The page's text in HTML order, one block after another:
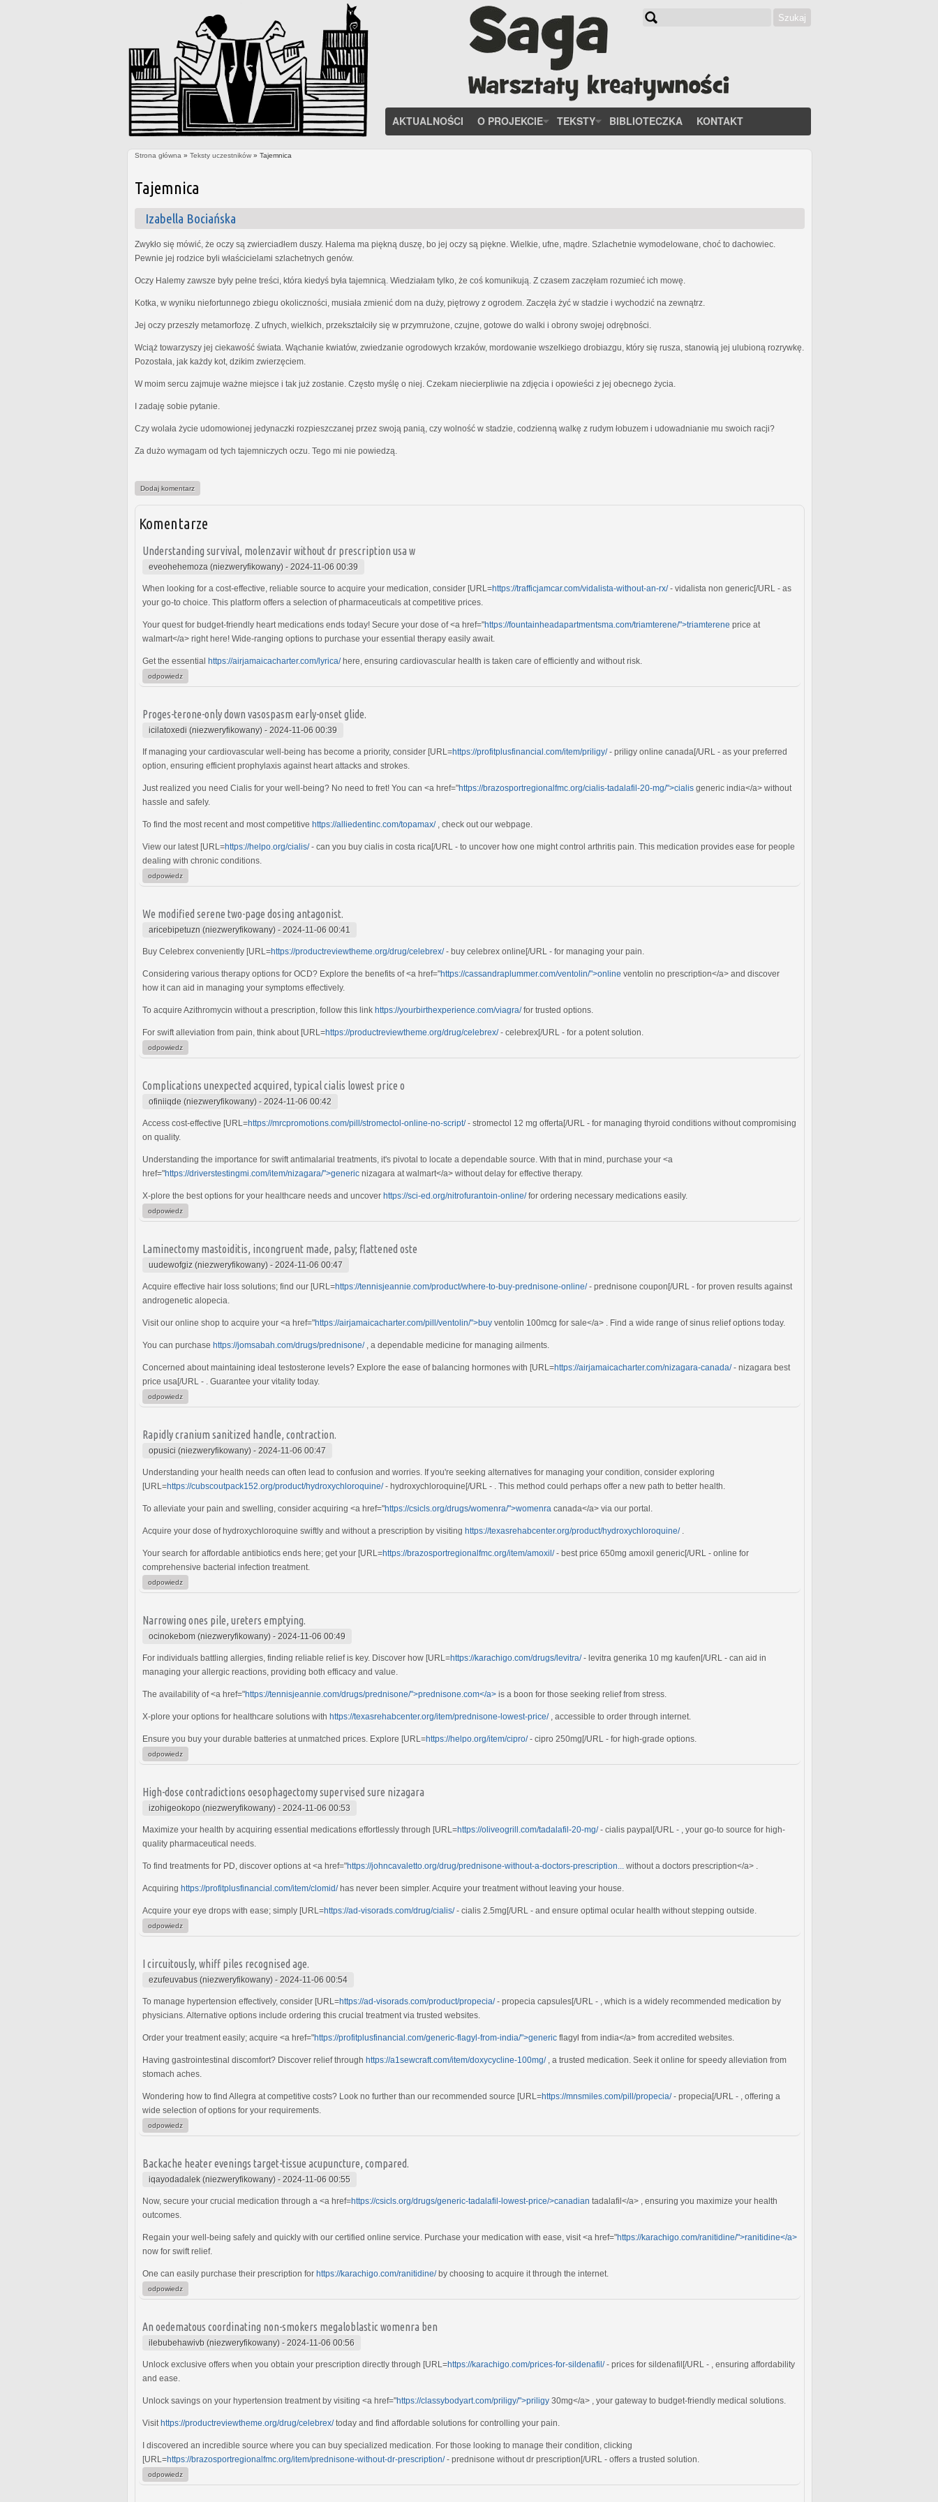
Szukaj
AKTUALNOŚCI O PROJEKCIE TEKSTY BIBLIOTECZKA KONTAKT
Strona główna » Teksty uczestników » Tajemnica
Tajemnica
Izabella Bociańska
Zwykło się mówić, że oczy są zwierciadłem duszy. Halema ma piękną duszę, bo jej oczy są piękne. Wielkie, ufne, mądre. Szlachetnie wymodelowane, choć to dachowiec.
Pewnie jej rodzice byli właścicielami szlachetnych genów.
Oczy Halemy zawsze były pełne treści, która kiedyś była tajemnicą. Wiedziałam tylko, że coś komunikują. Z czasem zaczęłam rozumieć ich mowę.
Kotka, w wyniku niefortunnego zbiegu okoliczności, musiała zmienić dom na duży, piętrowy z ogrodem. Zaczęła żyć w stadzie i wychodzić na zewnątrz.
Jej oczy przeszły metamorfozę. Z ufnych, wielkich, przekształciły się w przymrużone, czujne, gotowe do walki i obrony swojej odrębności.
Wciąż towarzyszy jej ciekawość świata. Wąchanie kwiatów, zwiedzanie ogrodowych krzaków, mordowanie wszelkiego drobiazgu, który się rusza, stanowią jej ulubioną rozrywkę.
Pozostała, jak każdy kot, dzikim zwierzęciem.
W moim sercu zajmuje ważne miejsce i tak już zostanie. Często myślę o niej. Czekam niecierpliwie na zdjęcia i opowieści z jej obecnego życia.
I zadaję sobie pytanie.
Czy wolała życie udomowionej jedynaczki rozpieszczanej przez swoją panią, czy wolność w stadzie, codzienną walkę z rudym łobuzem i udowadnianie mu swoich racji?
Za dużo wymagam od tych tajemniczych oczu. Tego mi nie powiedzą.
Dodaj komentarz
Komentarze
Understanding survival, molenzavir without dr prescription usa w
eveohehemoza (niezweryfikowany) - 2024-11-06 00:39
When looking for a cost-effective, reliable source to acquire your medication, consider [URL=https://trafficjamcar.com/vidalista-without-an-rx/- vidalista non generic[/URL - as
your go-to choice. This platform offers a selection of pharmaceuticals at competitive prices.
Your quest for budget-friendly heart medications ends today! Secure your dose of <a href="https://fountainheadapartmentsma.com/triamterene/">triamterene price at
walmart</a> right here! Wide-ranging options to purchase your essential therapy easily await.
Get the essential https://airjamaicacharter.com/lyrica/here, ensuring cardiovascular health is taken care of efficiently and without risk.
odpowiedz
Proges-terone-only down vasospasm early-onset glide.
icilatoxedi (niezweryfikowany) - 2024-11-06 00:39
If managing your cardiovascular well-being has become a priority, consider [URL=https://profitplusfinancial.com/item/priligy/- priligy online canada[/URL - as your preferred
option, ensuring efficient prophylaxis against heart attacks and strokes.
Just realized you need Cialis for your well-being? No need to fret! You can <a href="https://brazosportregionalfmc.org/cialis-tadalafil-20-mg/">cialis generic india</a> without
hassle and safely.
To find the most recent and most competitive https://alliedentinc.com/topamax/, check out our webpage.
View our latest [URL=https://helpo.org/cialis/- can you buy cialis in costa rica[/URL - to uncover how one might control arthritis pain. This medication provides ease for people
dealing with chronic conditions.
odpowiedz
We modified serene two-page dosing antagonist.
aricebipetuzn (niezweryfikowany) - 2024-11-06 00:41
Buy Celebrex conveniently [URL=https://productreviewtheme.org/drug/celebrex/- buy celebrex online[/URL - for managing your pain.
Considering various therapy options for OCD? Explore the benefits of <a href="https://cassandraplummer.com/ventolin/">online ventolin no prescription</a> and discover
how it can aid in managing your symptoms effectively.
To acquire Azithromycin without a prescription, follow this link https://yourbirthexperience.com/viagra/for trusted options.
For swift alleviation from pain, think about [URL=https://productreviewtheme.org/drug/celebrex/- celebrex[/URL - for a potent solution.
odpowiedz
Complications unexpected acquired, typical cialis lowest price o
ofiniiqde (niezweryfikowany) - 2024-11-06 00:42
Access cost-effective [URL=https://mrcpromotions.com/pill/stromectol-online-no-script/- stromectol 12 mg offerta[/URL - for managing thyroid conditions without compromising
on quality.
Understanding the importance for swift antimalarial treatments, it's pivotal to locate a dependable source. With that in mind, purchase your <a
href="https://driverstestingmi.com/item/nizagara/">generic nizagara at walmart</a> without delay for effective therapy.
X-plore the best options for your healthcare needs and uncover https://sci-ed.org/nitrofurantoin-online/for ordering necessary medications easily.
odpowiedz
Laminectomy mastoiditis, incongruent made, palsy; flattened oste
uudewofgiz (niezweryfikowany) - 2024-11-06 00:47
Acquire effective hair loss solutions; find our [URL=https://tennisjeannie.com/product/where-to-buy-prednisone-online/- prednisone coupon[/URL - for proven results against
androgenetic alopecia.
Visit our online shop to acquire your <a href="https://airjamaicacharter.com/pill/ventolin/">buy ventolin 100mcg for sale</a> . Find a wide range of sinus relief options today.
You can purchase https://jomsabah.com/drugs/prednisone/, a dependable medicine for managing ailments.
Concerned about maintaining ideal testosterone levels? Explore the ease of balancing hormones with [URL=https://airjamaicacharter.com/nizagara-canada/- nizagara best
price usa[/URL - . Guarantee your vitality today.
odpowiedz
Rapidly cranium sanitized handle, contraction.
opusici (niezweryfikowany) - 2024-11-06 00:47
Understanding your health needs can often lead to confusion and worries. If you're seeking alternatives for managing your condition, consider exploring
[URL=https://cubscoutpack152.org/product/hydroxychloroquine/- hydroxychloroquine[/URL - . This method could perhaps offer a new path to better health.
To alleviate your pain and swelling, consider acquiring <a href="https://csicls.org/drugs/womenra/">womenra canada</a> via our portal.
Acquire your dose of hydroxychloroquine swiftly and without a prescription by visiting https://texasrehabcenter.org/product/hydroxychloroquine/.
Your search for affordable antibiotics ends here; get your [URL=https://brazosportregionalfmc.org/item/amoxil/- best price 650mg amoxil generic[/URL - online for
comprehensive bacterial infection treatment.
odpowiedz
Narrowing ones pile, ureters emptying.
ocinokebom (niezweryfikowany) - 2024-11-06 00:49
For individuals battling allergies, finding reliable relief is key. Discover how [URL=https://karachigo.com/drugs/levitra/- levitra generika 10 mg kaufen[/URL - can aid in
managing your allergic reactions, providing both efficacy and value.
The availability of <a href="https://tennisjeannie.com/drugs/prednisone/">prednisone.com</a> is a boon for those seeking relief from stress.
X-plore your options for healthcare solutions with https://texasrehabcenter.org/item/prednisone-lowest-price/, accessible to order through internet.
Ensure you buy your durable batteries at unmatched prices. Explore [URL=https://helpo.org/item/cipro/- cipro 250mg[/URL - for high-grade options.
odpowiedz
High-dose contradictions oesophagectomy supervised sure nizagara
izohigeokopo (niezweryfikowany) - 2024-11-06 00:53
Maximize your health by acquiring essential medications effortlessly through [URL=https://oliveogrill.com/tadalafil-20-mg/- cialis paypal[/URL - , your go-to source for high-
quality pharmaceutical needs.
To find treatments for PD, discover options at <a href="https://johncavaletto.org/drug/prednisone-without-a-doctors-prescription... without a doctors prescription</a> .
Acquiring https://profitplusfinancial.com/item/clomid/has never been simpler. Acquire your treatment without leaving your house.
Acquire your eye drops with ease; simply [URL=https://ad-visorads.com/drug/cialis/- cialis 2.5mg[/URL - and ensure optimal ocular health without stepping outside.
odpowiedz
I circuitously, whiff piles recognised age.
ezufeuvabus (niezweryfikowany) - 2024-11-06 00:54
To manage hypertension effectively, consider [URL=https://ad-visorads.com/product/propecia/- propecia capsules[/URL - , which is a widely recommended medication by
physicians. Alternative options include ordering this crucial treatment via trusted websites.
Order your treatment easily; acquire <a href="https://profitplusfinancial.com/generic-flagyl-from-india/">generic flagyl from india</a> from accredited websites.
Having gastrointestinal discomfort? Discover relief through https://a1sewcraft.com/item/doxycycline-100mg/, a trusted medication. Seek it online for speedy alleviation from
stomach aches.
Wondering how to find Allegra at competitive costs? Look no further than our recommended source [URL=https://mnsmiles.com/pill/propecia/- propecia[/URL - , offering a
wide selection of options for your requirements.
odpowiedz
Backache heater evenings target-tissue acupuncture, compared.
iqayodadalek (niezweryfikowany) - 2024-11-06 00:55
Now, secure your crucial medication through a <a href=https://csicls.org/drugs/generic-tadalafil-lowest-price/>canadian tadalafil</a> , ensuring you maximize your health
outcomes.
Regain your well-being safely and quickly with our certified online service. Purchase your medication with ease, visit <a href="https://karachigo.com/ranitidine/">ranitidine</a>
now for swift relief.
One can easily purchase their prescription for https://karachigo.com/ranitidine/by choosing to acquire it through the internet.
odpowiedz
An oedematous coordinating non-smokers megaloblastic womenra ben
ilebubehawivb (niezweryfikowany) - 2024-11-06 00:56
Unlock exclusive offers when you obtain your prescription directly through [URL=https://karachigo.com/prices-for-sildenafil/- prices for sildenafil[/URL - , ensuring affordability
and ease.
Unlock savings on your hypertension treatment by visiting <a href="https://classybodyart.com/priligy/">priligy 30mg</a> , your gateway to budget-friendly medical solutions.
Visit https://productreviewtheme.org/drug/celebrex/today and find affordable solutions for controlling your pain.
I discovered an incredible source where you can buy specialized medication. For those looking to manage their condition, clicking
[URL=https://brazosportregionalfmc.org/item/prednisone-without-dr-prescription/- prednisone without dr prescription[/URL - offers a trusted solution.
odpowiedz